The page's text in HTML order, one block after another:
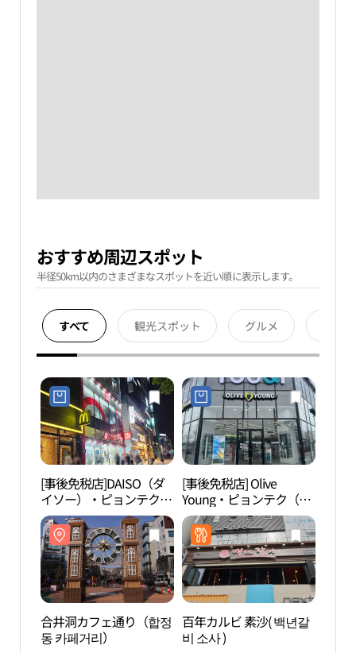
おすすめ周辺スポット
半径50km以内のさまざまなスポットを近い順に表示します。
すべて 観光スポット グルメ
[事後免税店]DAISO（ダ
イソー）・ピョンテク
（平沢）ソサボル地区店
(다이소 평택소사벌지구
점)
[事後免税店] Olive
Young・ピョンテク（平
沢）ソサボル店(올리브
영 평택소사벌점)
合井洞カフェ通り（합정
동 카페거리）
百年カルビ 素沙( 백년갈
비 소사 )